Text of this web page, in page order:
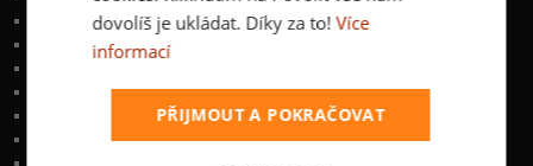
Garance výměny či vrácení
Časté otázky
Obchodní podmínky
Ochrana osobních údajů
info@bastard.cz
dovolíš je ukládat. Díky za to! Více
informací
PŘIJMOUT A POKRAČOVAT